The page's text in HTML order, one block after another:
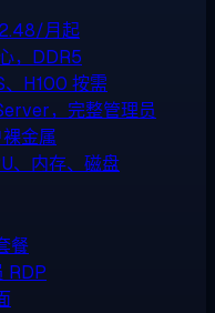
月起
，DDR5
H100 按需
，完整管理员
金属
、内存、磁盘
餐
RDP